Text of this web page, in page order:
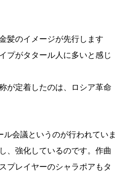
髪のイメージが先行します
プがタタール人に多いと感じ
が定着したのは、ロシア革命
会議というのが行われていま
、強化しているのです。作曲
プレイヤーのシャラポアもタ